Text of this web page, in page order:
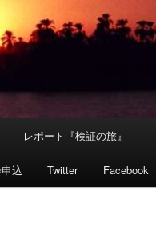
レポート『検証の旅』
込 Twitter Facebook